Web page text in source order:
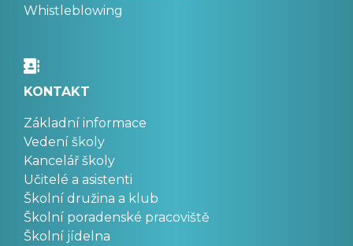
Whistleblowing
KONTAKT
Základní informace
Vedení školy
Kancelář školy
Učitelé a asistenti
Školní družina a klub
Školní poradenské pracoviště
Školní jídelna